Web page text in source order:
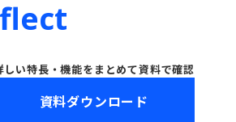
しい特長・機能をまとめて資料で確認
資料ダウンロード